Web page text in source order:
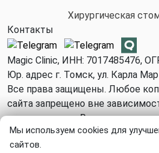
Хирургическая
Контакты
Magic Clinic, ИНН: 7017485476,
Юр. адрес г. Томск, ул. Карла
Все права защищены. Любое
сайта запрещено вне
использования. Все
сайте могут иметь
соответствии с медицинскими
Мы используем cookies для
сайтов.